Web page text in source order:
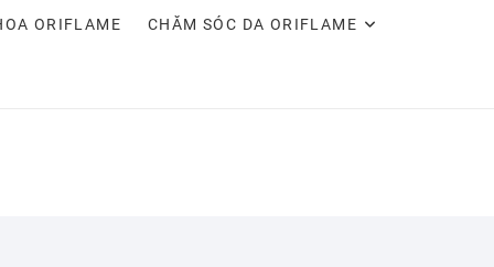
ORIFLAME CHĂM SÓC DA ORIFLAME